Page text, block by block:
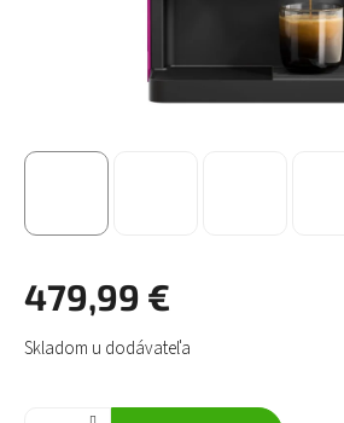
479,99 €
Jednotková
cena:
Skladom u dodávateľa